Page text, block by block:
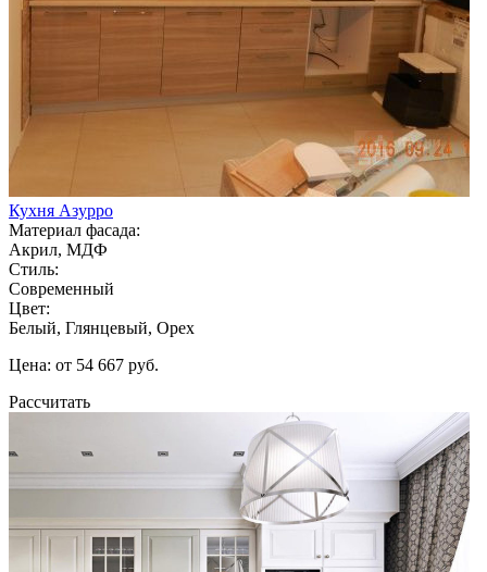
Кухня Азурро
Материал фасада:
Акрил, МДФ
Стиль:
Современный
Цвет:
Белый, Глянцевый, Орех
Цена: от 54 667 руб.
Рассчитать